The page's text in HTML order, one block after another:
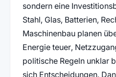
sondern eine
Stahl, Glas, Batterien,
Maschinenbau planen
Energie teuer,
politische Regeln unklar
sich Entscheidungen.